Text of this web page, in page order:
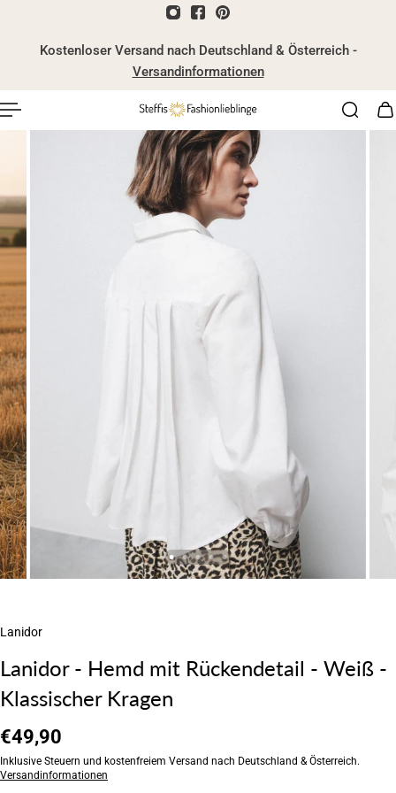
Kostenloser Versand nach Deutschland & Österreich -
Versandinformationen
Lanidor
Lanidor - Hemd mit Rückendetail - Weiß -
Klassischer Kragen
€49,90
Inklusive Steuern und kostenfreiem Versand nach Deutschland & Österreich.
Versandinformationen